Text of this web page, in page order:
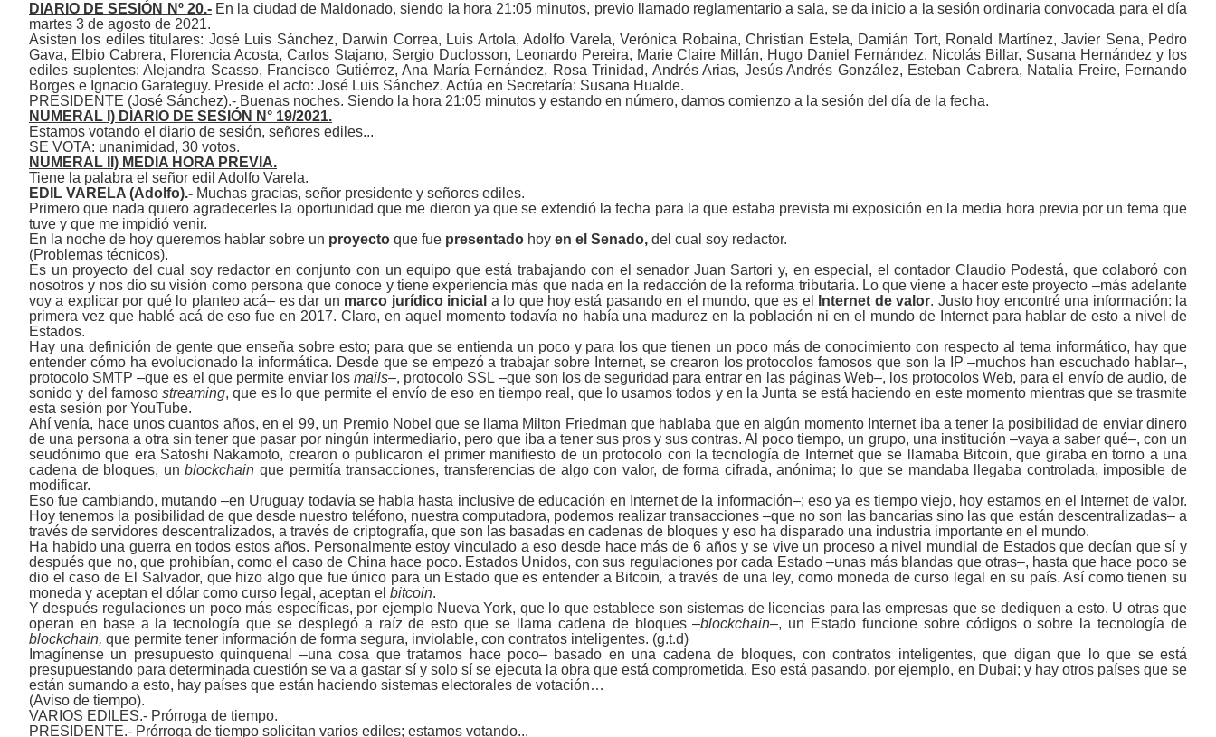
DIARIO DE SESIÓN Nº 20.-En la ciudad de Maldonado, siendo la hora 21:05 minutos, previo llamado reglamentario a sala, se da inicio a la sesión ordinaria convocada para el día
martes 3 de agosto de 2021.
Asisten los edilestitulares: José Luis Sánchez, Darwin Correa, Luis Artola, Adolfo Varela, Verónica Robaina, Christian Estela, Damián Tort, Ronald Martínez, Javier Sena, Pedro
Gava, Elbio Cabrera, Florencia Acosta, Carlos Stajano, Sergio Duclosson, Leonardo Pereira, Marie Claire Millán, Hugo Daniel Fernández, Nicolás Billar, Susana Hernándezy los
ediles suplentes: Alejandra Scasso, Francisco Gutiérrez, Ana María Fernández, Rosa Trinidad, Andrés Arias, Jesús Andrés González, Esteban Cabrera, Natalia Freire, Fernando
Borges e Ignacio Garateguy. Preside el acto: José Luis Sánchez. Actúa en Secretaría: Susana Hualde.
PRESIDENTE (José Sánchez).- Buenas noches. Siendo la hora 21:05 minutos y estando en número, damos comienzo a la sesión del día de la fecha.
NUMERAL I) DIARIO DE SESIÓN N° 19/2021.
Estamos votando el diario de sesión, señores ediles...
SE VOTA: unanimidad, 30 votos.
NUMERAL II) MEDIA HORA PREVIA.
Tiene la palabra el señor edil Adolfo Varela.
EDIL VARELA (Adolfo).- Muchas gracias, señor presidente y señores ediles.
Primero que nada quiero agradecerles la oportunidad que me dieron ya que se extendió la fecha para la que estaba prevista mi exposición en la media hora previa por un tema que
tuve y que me impidió venir.
En la noche de hoy queremos hablar sobre un proyecto que fue presentado hoy en el Senado, del cual soy redactor.
(Problemas técnicos).
Es un proyecto del cual soy redactor en conjunto con un equipo que está trabajando con el senador Juan Sartori y, en especial, el contador Claudio Podestá, que colaboró con
nosotros y nos dio su visión como persona que conoce y tiene experiencia más que nada en la redacción de la reforma tributaria. Lo que viene a hacer este proyecto –más adelante
voy a explicar por qué lo planteo acá– es dar un marco jurídico inicial a lo que hoy está pasando en el mundo, que es el Internet de valor. Justo hoy encontré una información: la
primera vez que hablé acá de eso fue en 2017. Claro, en aquel momento todavía no había una madurez en la población ni en el mundo de Internet para hablar de esto a nivel de
Estados.
Hay una definición de gente que enseña sobre esto; para que se entienda un poco y para los que tienen un poco más de conocimiento con respecto al tema informático, hay que
entender cómo ha evolucionado la informática. Desde que se empezó a trabajar sobre Internet, se crearon los protocolos famosos que son la IP –muchos han escuchado hablar–,
protocolo SMTP ‒que es el que permite enviar losmails‒, protocolo SSL ‒que son los de seguridad para entrar en las páginas Web‒, los protocolos Web, para el envío de audio, de
sonido y del famosostreaming, que es lo que permite el envío de eso en tiempo real, que lo usamos todos y en la Junta se está haciendo en este momento mientras que se trasmite
esta sesión por YouTube.
Ahí venía, hace unos cuantos años, en el 99, un Premio Nobel que se llama Milton Friedman que hablaba que en algún momento Internet iba a tener la posibilidad de enviar dinero
de una persona a otra sin tener que pasar por ningún intermediario, pero que iba a tener sus pros y sus contras. Al poco tiempo, un grupo, una institución ‒vaya a saber qué‒, con un
seudónimo que era Satoshi Nakamoto, crearon o publicaron el primer manifiesto de un protocolo con la tecnología de Internet que se llamaba Bitcoin, que giraba en torno a una
cadena de bloques, unblockchain que permitía transacciones, transferencias de algo con valor, de forma cifrada, anónima; lo que se mandaba llegaba controlada, imposible de
modificar.
Eso fue cambiando, mutando –en Uruguay todavía se habla hasta inclusive de educación en Internet de la información–; eso ya es tiempo viejo, hoy estamos en el Internet de valor.
Hoy tenemos la posibilidad de que desde nuestro teléfono, nuestra computadora, podemos realizar transacciones ‒que no son las bancarias sino las que están descentralizadas‒ a
través de servidores descentralizados, a través de criptografía, que son las basadas en cadenas de bloques y eso ha disparado una industria importante en el mundo.
Ha habido una guerra en todos estos años. Personalmente estoy vinculado a eso desde hace más de 6 años y se vive un proceso a nivel mundial de Estados que decían que sí y
después que no, que prohibían, como el caso de China hace poco. Estados Unidos, con sus regulaciones por cada Estado ‒unas más blandas que otras‒, hasta que hace poco se
dio el caso de El Salvador, que hizo algo que fue único para un Estado que es entender a Bitcoin, a través de una ley, como moneda de curso legal en su país. Así como tienen su
moneda y aceptan el dólar como curso legal, aceptan el bitcoin.
Y después regulaciones un poco más específicas, por ejemplo Nueva York, que lo que establece son sistemas de licencias para las empresas que se dediquen a esto. U otras que
operan en base a la tecnología que se desplegó a raíz de esto que se llama cadena de bloques ‒blockchain‒, un Estado funcione sobre códigos o sobre la tecnología de
blockchain, que permite tener información de forma segura, inviolable, con contratos inteligentes. (g.t.d)
Imagínense un presupuesto quinquenal ‒una cosa que tratamos hace poco‒ basado en una cadena de bloques, con contratos inteligentes, que digan que lo que se está
presupuestando para determinada cuestión se va a gastar sí y solo sí se ejecuta la obra que está comprometida. Eso está pasando, por ejemplo, en Dubai; y hay otros países que se
están sumando a esto, hay países que están haciendo sistemas electorales de votación…
(Aviso de tiempo).
VARIOS EDILES.- Prórroga de tiempo.
PRESIDENTE.- Prórroga de tiempo solicitan varios ediles; estamos votando...